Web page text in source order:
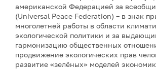
американской Федерацией за
(Universal Peace Federation) – в знак
многолетней работы в области
экологической политики и за
гармонизацию общественных
продвижение экологических прав
развитие «зелёных» моделей